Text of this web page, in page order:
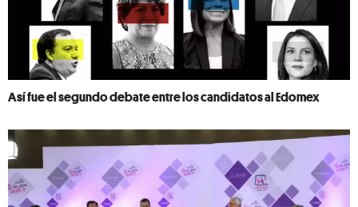
Así fue el segundo debate entre los candidatos al Edomex